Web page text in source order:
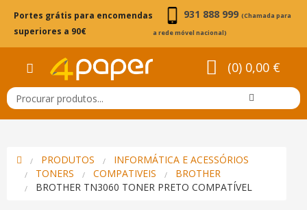
Portes grátis para encomendas
superiores a 90€
931 888 999 (Chamada para
a rede móvel nacional)
(0) 0,00 €
PRODUTOS
INFORMÁTICA E ACESSÓRIOS
TONERS
COMPATIVEIS
BROTHER
BROTHER TN3060 TONER PRETO COMPATÍVEL